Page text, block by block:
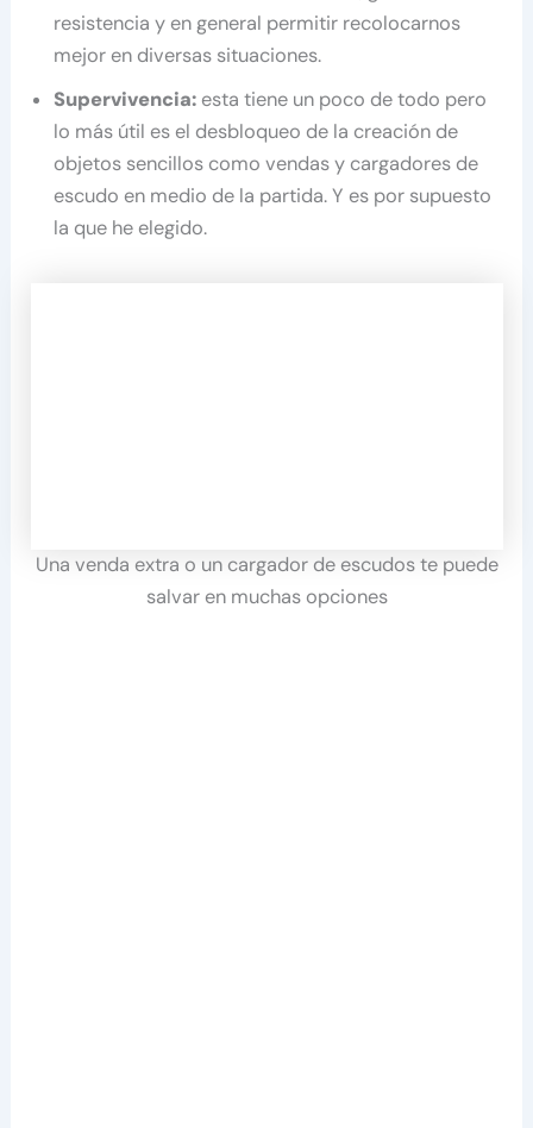
resistencia y en general permitir recolocarnos
mejor en diversas situaciones.
Supervivencia: esta tiene un poco de todo pero
lo más útil es el desbloqueo de la creación de
objetos sencillos como vendas y cargadores de
escudo en medio de la partida. Y es por supuesto
la que he elegido.
Una venda extra o un cargador de escudos te puede
salvar en muchas opciones